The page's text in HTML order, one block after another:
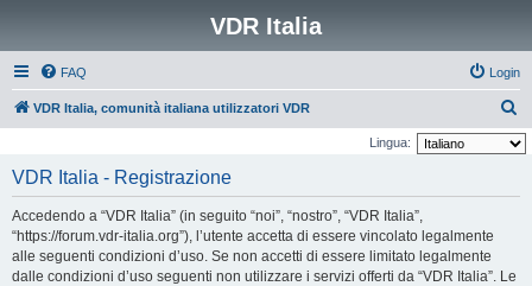
VDR Italia
FAQ Login
VDR Italia, comunità italiana utilizzatori VDR
e
Lingua:
VDR Italia - Registrazione
Accedendo a “VDR Italia” (in seguito “noi”, “nostro”, “VDR Italia”,
“https://forum.vdr-italia.org”), l’utente accetta di essere vincolato legalmente
alle seguenti condizioni d’uso. Se non accetti di essere limitato legalmente
dalle condizioni d’uso seguenti non utilizzare i servizi offerti da “VDR Italia”. Le